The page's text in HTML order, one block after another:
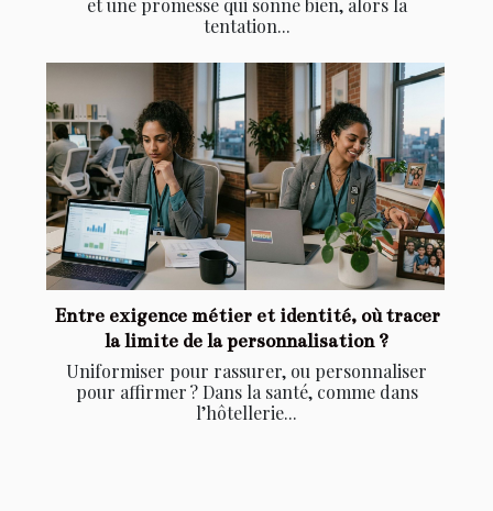
et une promesse qui sonne bien, alors la
tentation...
Entre exigence métier et identité, où tracer
la limite de la personnalisation ?
Uniformiser pour rassurer, ou personnaliser
pour affirmer ? Dans la santé, comme dans
l’hôtellerie...